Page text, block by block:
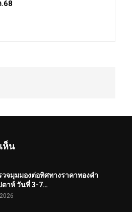
ห็น
วจมุมมองต่อทิศทางราคาทองคำ
ดาห์ วันที่ 3-7…